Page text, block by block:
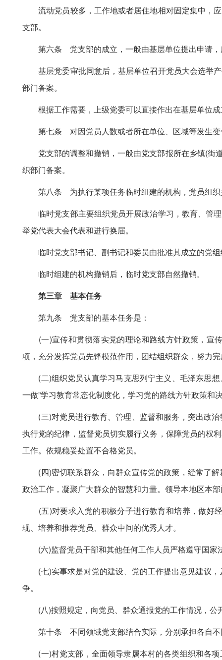
流动党员较多，工作地或者居住地相对固定集中，应
支部。
第六条 党支部的成立，一般由基层单位提出申请，
基层党委审批同意后，基层单位召开党员大会选举产
部门备案。
根据工作需要，上级党委可以直接作出在基层单位成
第七条 对因党员人数或者所在单位、区域等发生变
党支部的调整和撤销，一般由党支部报所在乡镇(街
织部门备案。
第八条 为执行某项任务临时组建的机构，党员组织
临时党支部主要组织党员开展政治学习，教育、管理
举党代表大会代表和进行换届。
临时党支部书记、副书记和委员由批准其成立的党组
临时组建的机构撤销后，临时党支部自然撤销。
第三章 基本任务
第九条 党支部的基本任务是：
(一)宣传和贯彻落实党的理论和路线方针政策，宣
项，充分发挥党员先锋模范作用，团结组织群众，努力
(二)组织党员认真学习马克思列宁主义、毛泽东思想
一做”学习教育常态化制度化，学习党的路线方针政策
(三)对党员进行教育、管理、监督和服务，突出政治
执行党的纪律，监督党员切实履行义务，保障党员的权
工作。依规稳妥处置不合格党员。
(四)密切联系群众，向群众宣传党的政策，经常了解
政治工作，凝聚广大群众的智慧和力量。领导本地区本
(五)对要求入党的积极分子进行教育和培养，做好
现、培养和推荐党员、群众中间的优秀人才。
(六)监督党员干部和其他任何工作人员严格遵守国家
(七)实事求是对党的建设、党的工作提出意见建议，
争。
(八)按照规定，向党员、群众通报党的工作情况，公
第十条 不同领域党支部结合实际，分别承担各自不
(一)村党支部，全面领导隶属本村的各类组织和各项